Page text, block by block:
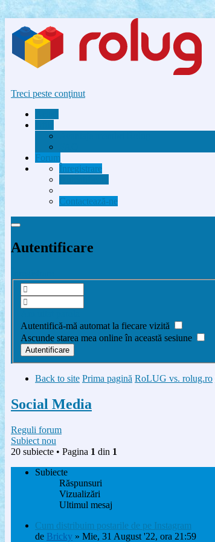
Treci peste conţinut
Forum
Înregistrare
Contactează-ne
Autentificare
Autentifică-mă automat la fiecare vizită
Ascunde starea mea online în această sesiune
Back to site Prima pagină RoLUG vs. rolug.ro
Social Media
Reguli forum
Subiect nou
20 subiecte • Pagina 1 din 1
Subiecte
Răspunsuri
Vizualizări
Ultimul mesaj
Cum distribuim postarile de pe Instagram
de Bricky » Mie, 31 August '22, ora 21:59